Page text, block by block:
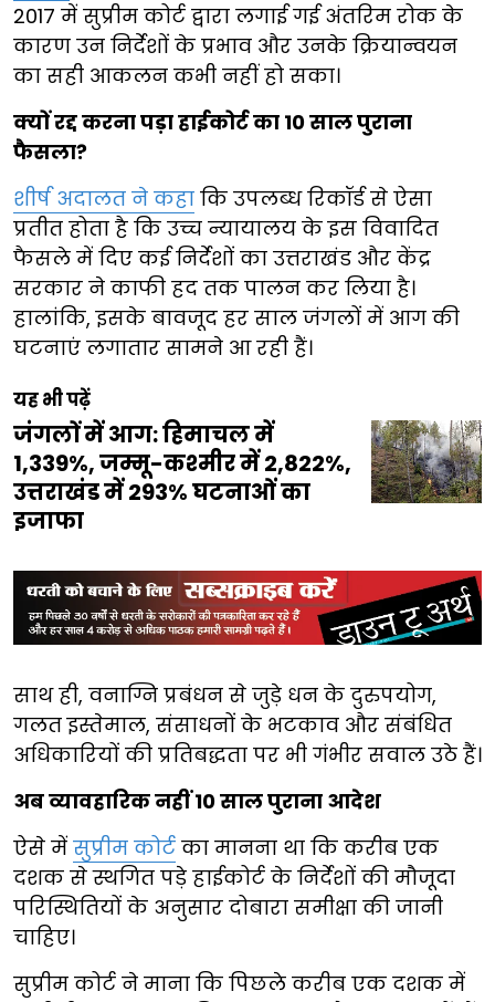
2017 में सुप्रीम कोर्ट द्वारा लगाई गई अंतरिम रोक के
कारण उन निर्देशों के प्रभाव और उनके क्रियान्वयन
का सही आकलन कभी नहीं हो सका।
क्यों रद्द करना पड़ा हाईकोर्ट का 10 साल पुराना
फैसला?
शीर्ष अदालत ने कहा कि उपलब्ध रिकॉर्ड से ऐसा
प्रतीत होता है कि उच्च न्यायालय के इस विवादित
फैसले में दिए कई निर्देशों का उत्तराखंड और केंद्र
सरकार ने काफी हद तक पालन कर लिया है।
हालांकि, इसके बावजूद हर साल जंगलों में आग की
घटनाएं लगातार सामने आ रही हैं।
यह भी पढ़ें
जंगलों में आग: हिमाचल में
1,339%, जम्मू-कश्मीर में 2,822%,
उत्तराखंड में 293% घटनाओं का
इजाफा
साथ ही, वनाग्नि प्रबंधन से जुड़े धन के दुरुपयोग,
गलत इस्तेमाल, संसाधनों के भटकाव और संबंधित
अधिकारियों की प्रतिबद्धता पर भी गंभीर सवाल उठे हैं।
अब व्यावहारिक नहीं 10 साल पुराना आदेश
ऐसे में सुप्रीम कोर्ट का मानना था कि करीब एक
दशक से स्थगित पड़े हाईकोर्ट के निर्देशों की मौजूदा
परिस्थितियों के अनुसार दोबारा समीक्षा की जानी
चाहिए।
सुप्रीम कोर्ट ने माना कि पिछले करीब एक दशक में